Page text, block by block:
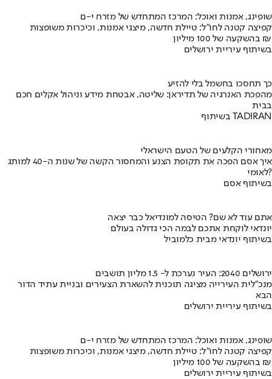
שופינג, אמנות ואוכל: המרכז המתחדש של מזרח י-ם
קפיצה קטנה לחו"ל: טיילת חדשה, מיצגי אמנות, וכיכרות משופצות
בהשקעה של 100 מיליון ₪
בשיתוף עיריית ירושלים
כך תחסכו בחשמל בלי להזיע
מהפכת האנרגיה של תדיראן: שליטה, אבטחת מידע וניהול אקלים חכם
בבית
בשיתוף TADIRAN
מאחורי הקלעים של הטעם הישראלי
איך אסם הפכה את תקופת הצנע והמחסור הקשה של שנות ה-40 למותג
לאומי?
בשיתוף אסם
אתם עוד לא שם? הטיסה למונדיאל כבר יצאה
יונדאי לוקחת אתכם לבמה הכי גדולה בעולם
בשיתוף יונדאי מבית כלמוביל
ירושלים 2040: העיר נערכת ל- 1.5 מליון תושבים
מנכ"לית העירייה מציגה תוכנית להשארת הצעירים ובניית עתיד הדור
הבא
בשיתוף עיריית ירושלים
שופינג, אמנות ואוכל: המרכז המתחדש של מזרח י-ם
קפיצה קטנה לחו"ל: טיילת חדשה, מיצגי אמנות, וכיכרות משופצות
בהשקעה של 100 מיליון ₪
בשיתוף עיריית ירושלים